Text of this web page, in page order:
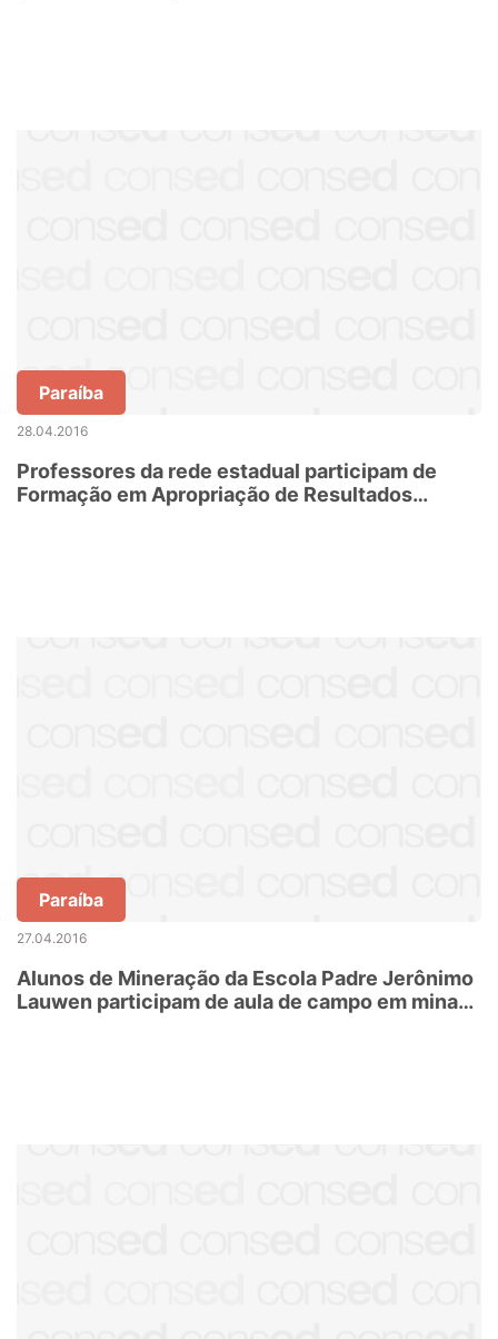
Paraíba
28.04.2016
Professores da rede estadual participam de
Formação em Apropriação de Resultados
Paraíba
27.04.2016
Alunos de Mineração da Escola Padre Jerônimo
Lauwen participam de aula de campo em minas